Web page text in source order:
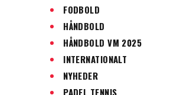
FODBOLD
HÅNDBOLD
HÅNDBOLD VM 2025
INTERNATIONALT
NYHEDER
PADEL TENNIS